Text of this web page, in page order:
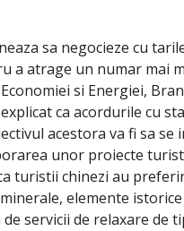
sa negocieze cu
a atrage un numar mai
si Energiei,
ca acordurile cu
acestora va fi sa
unor proiecte
turistii chinezi au
elemente
servicii de relaxare de